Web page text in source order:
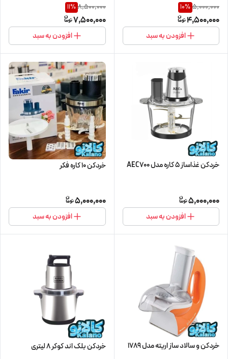
5,000,000
10%
4,500,000
افزودن به سبد
8,500,000
11%
7,500,000
افزودن به سبد
خردکن غذاساز 5 کاره مدل AEC700
5,000,000
افزودن به سبد
خردکن 10 کاره فکر
5,000,000
افزودن به سبد
خردکن و سالاد ساز اریته مدل 1789 خردکن بلک اند کوکر 8 لیتری